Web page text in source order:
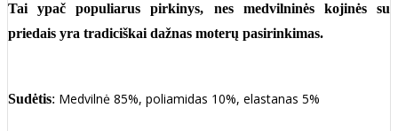
Tai ypač populiarus pirkinys, nes medvilninės kojinėssu
priedais yra tradiciškai dažnas moterų pasirinkimas.
Sudėtis: Medvilnė 85%, poliamidas 10%, elastanas 5%